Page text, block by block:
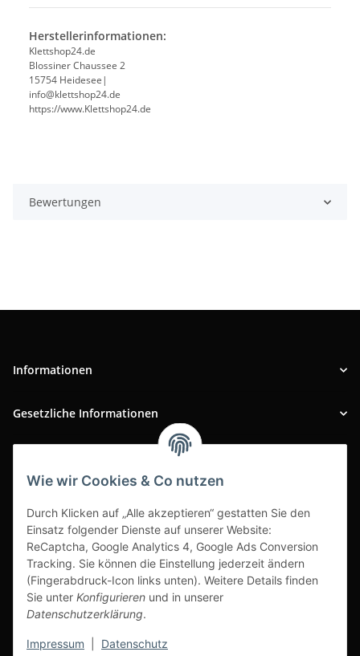
Wie wir Cookies & Co nutzen
Durch Klicken auf „Alle akzeptieren“ gestatten Sie den
Einsatz folgender Dienste auf unserer Website:
ReCaptcha, Google Analytics 4, Google Ads Conversion
Tracking. Sie können die Einstellung jederzeit ändern
(Fingerabdruck-Icon links unten). Weitere Details finden
Sie unter Konfigurieren und in unserer
Datenschutzerklärung.
Impressum Datenschutz
Herstellerinformationen:
Klettshop24.de
Blossiner Chaussee 2
15754 Heidesee|
info@klettshop24.de
https://www.Klettshop24.de
Bewertungen
Informationen
Gesetzliche Informationen